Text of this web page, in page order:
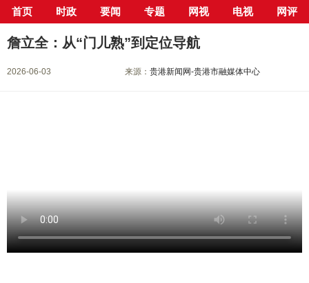
首页 时政 要闻 专题 网视 电视 网评
当前位置： 首页> 新闻中心> 电视新闻点播 > 正文
詹立全：从“门儿熟”到定位导航
2026-06-03 来源：贵港新闻网-贵港市融媒体中心